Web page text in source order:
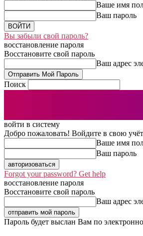
Ваше имя
Ваш пароль
Вы забыли свой пароль?
восстановление пароля
Восстановите свой пароль
Ваш адрес
Поиск
войти в систему
Добро пожаловать! Войдите в свою
Ваше имя
Ваш пароль
Forgot your password? Get help
восстановление пароля
Восстановите свой пароль
Ваш адрес
Пароль будет выслан Вам по